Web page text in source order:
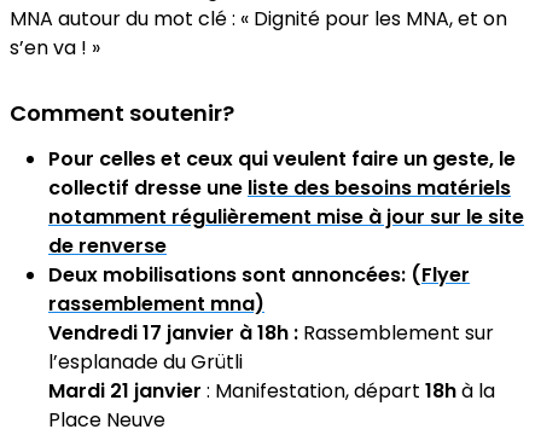
MNA autour du mot clé : « Dignité pour les MNA, et on
s’en va ! »
Comment soutenir?
Pour celles et ceux qui veulent faire un geste, le
collectif dresse une liste des besoins matériels
notamment régulièrement mise à jour sur le site
de renverse
Deux mobilisations sont annoncées: (Flyer
rassemblement mna)
Vendredi 17 janvier à 18h : Rassemblement sur
l’esplanade du Grütli
Mardi 21 janvier : Manifestation, départ 18hà la
Place Neuve